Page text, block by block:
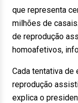
que representa
milhões de
de reprodução
homoafetivos,
Cada tentativa de
reprodução
explica o